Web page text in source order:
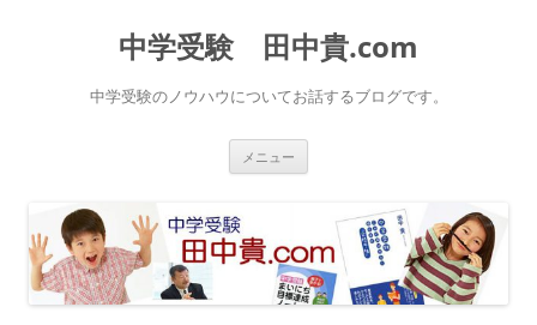
中学受験 田中貴.com
中学受験のノウハウについてお話するブログです。
メニュー
ス
キ
ッ
プ